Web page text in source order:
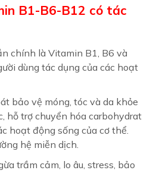
B1-B6-B12 có tác
chính là Vitamin B1, B6 và
dùng tác dụng của các hoạt
bảo vệ móng, tóc và da khỏe
hỗ trợ chuyển hóa carbohydrat
hoạt động sống của cơ thể.
hệ miễn dịch.
trầm cảm, lo âu, stress, bảo